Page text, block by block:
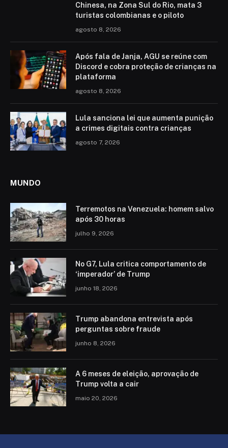
Chinesa, na Zona Sul do Rio, mata 3
turistas colombianas e o piloto
agosto 8, 2026
Após fala de Janja, AGU se reúne com
Discord e cobra proteção de crianças na
plataforma
agosto 8, 2026
Lula sanciona lei que aumenta punição
a crimes digitais contra crianças
agosto 7, 2026
MUNDO
Terremotos na Venezuela: homem salvo
após 30 horas
julho 9, 2026
No G7, Lula critica comportamento de
‘imperador’ de Trump
junho 18, 2026
Trump abandona entrevista após
perguntas sobre fraude
junho 8, 2026
A 6 meses de eleição, aprovação de
Trump volta a cair
maio 20, 2026